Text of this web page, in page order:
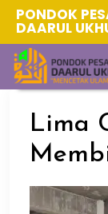
PONDOK
DAARUL
Lima